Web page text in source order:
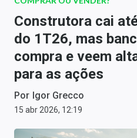
Newsletters
Money Trader
Anuncie
Últimas Notícias
Construtora cai
do 1T26, mas
compra e veem
para as ações
Por Igor Grecco
15 abr 2026, 12:19